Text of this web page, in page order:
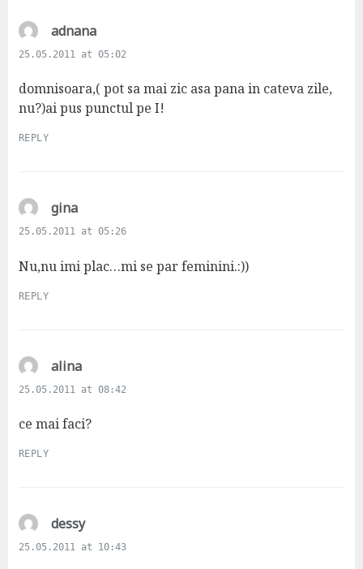
adnanas
a
s
:
25.05.2011 at 05:02
domnisoara,( pot sa mai zic asa pana in cateva zile,
nu?)ai pus punctul pe I!
REPLY
ginas
a
s
25.05.2011 at 05:26
Nu,nu imi plac…mi se par feminini.:))
REPLY
alinas
a
s
25.05.2011 at 08:42
ce mai faci?
REPLY
dessys
a
25.05.2011 at 10:43